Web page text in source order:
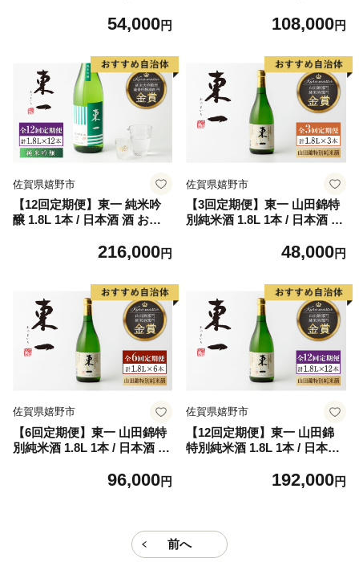
54,000円 108,000円
佐賀県嬉野市
【12回定期便】東一 純米吟
醸 1.8L 1本 / 日本酒 酒 お酒
216,000円
佐賀県嬉野市
【3回定期便】東一 山田錦特
別純米酒 1.8L 1本 / 日本酒 酒
48,000円
佐賀県嬉野市
【6回定期便】東一 山田錦特
別純米酒 1.8L 1本 / 日本酒 酒
96,000円
佐賀県嬉野市
【12回定期便】東一 山田錦
特別純米酒 1.8L 1本 / 日本酒
192,000円
前へ